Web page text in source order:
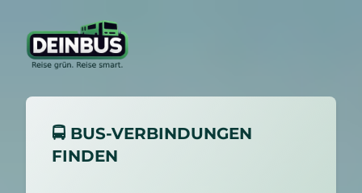
🚍 BUS-VERBINDUNGEN
FINDEN